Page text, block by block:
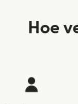
Hoe